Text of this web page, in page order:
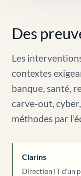
Des
Les
contextes
banque, santé,
carve-out,
méthodes par
Clarins
Direction IT d’un